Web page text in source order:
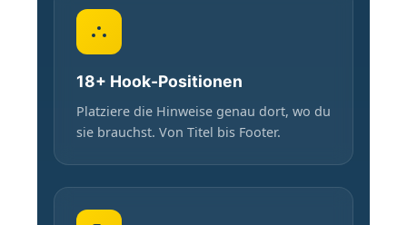
18+ Hook-Positionen
Platziere die Hinweise genau dort, wo du
sie brauchst. Von Titel bis Footer.